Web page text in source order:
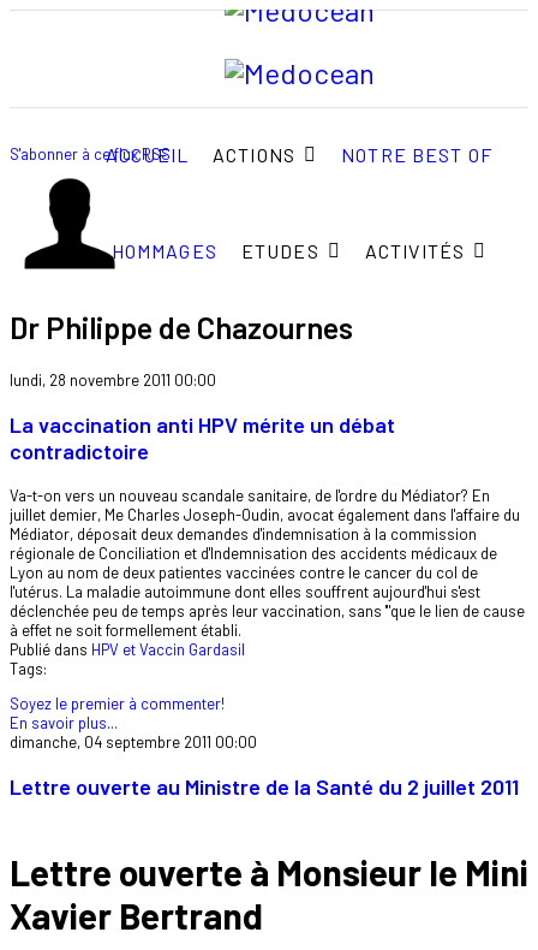
ACCUEIL ACTIONS NOTRE BEST OF
HOMMAGES ETUDES ACTIVITÉS
S'abonner à ce flux RSS
Dr Philippe de Chazournes
lundi, 28 novembre 2011 00:00
La vaccination anti HPV mérite un débat
contradictoire
Va-t-on vers un nouveau scandale sanitaire, de l'ordre du Médiator? En
juillet demier, Me Charles Joseph-Oudin, avocat également dans l'affaire du
Médiator, déposait deux demandes d'indemnisation à la commission
régionale de Conciliation et d'Indemnisation des accidents médicaux de
Lyon au nom de deux patientes vaccinées contre le cancer du col de
l'utérus. La maladie autoimmune dont elles souffrent aujourd'hui s'est
déclenchée peu de temps après leur vaccination, sans '"que le lien de cause
à effet ne soit formellement établi.
Publié dans HPV et Vaccin Gardasil
Tags:
Soyez le premier à commenter!
En savoir plus...
dimanche, 04 septembre 2011 00:00
Lettre ouverte au Ministre de la Santé du 2 juillet 2011
Lettre ouverte à Monsieur le
Xavier Bertrand